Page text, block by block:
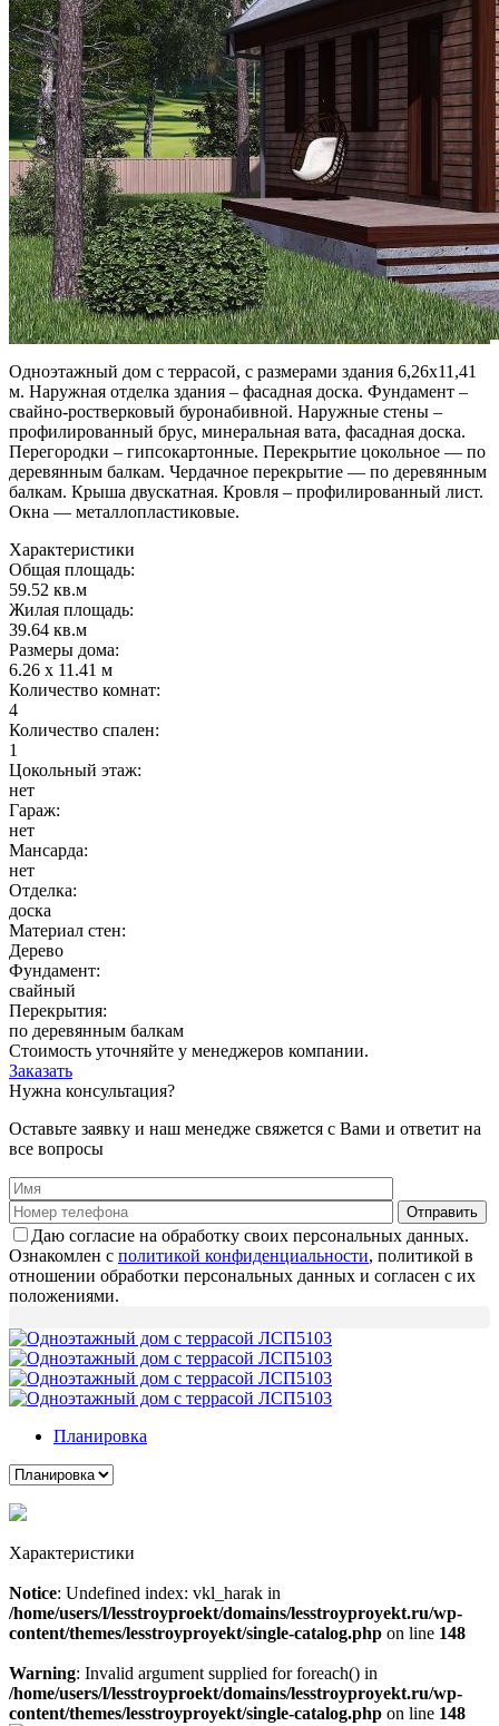
Одноэтажный дом с террасой, с размерами здания 6,26х11,41
м. Наружная отделка здания – фасадная доска. Фундамент –
свайно-ростверковый буронабивной. Наружные стены –
профилированный брус, минеральная вата, фасадная доска.
Перегородки – гипсокартонные. Перекрытие цокольное — по
деревянным балкам. Чердачное перекрытие — по деревянным
балкам. Крыша двускатная. Кровля – профилированный лист.
Окна — металлопластиковые.
Характеристики
Общая площадь:
59.52 кв.м
Жилая площадь:
39.64 кв.м
Размеры дома:
6.26 x 11.41 м
Количество комнат:
4
Количество спален:
1
Цокольный этаж:
нет
Гараж:
нет
Мансарда:
нет
Отделка:
доска
Материал стен:
Дерево
Фундамент:
свайный
Перекрытия:
по деревянным балкам
Стоимость уточняйте у менеджеров компании.
Заказать
Нужна консультация?
Оставьте заявку и наш менедже свяжется с Вами и ответит на
все вопросы
Даю согласие на обработку своих персональных данных.
Ознакомлен с политикой конфиденциальности, политикой в
отношении обработки персональных данных и согласен с их
положениями.
Планировка
Характеристики
Notice: Undefined index: vkl_harak in
/home/users/l/lesstroyproekt/domains/lesstroyproyekt.ru/wp-
content/themes/lesstroyproyekt/single-catalog.php on line 148
Warning: Invalid argument supplied for foreach() in
/home/users/l/lesstroyproekt/domains/lesstroyproyekt.ru/wp-
content/themes/lesstroyproyekt/single-catalog.php on line 148